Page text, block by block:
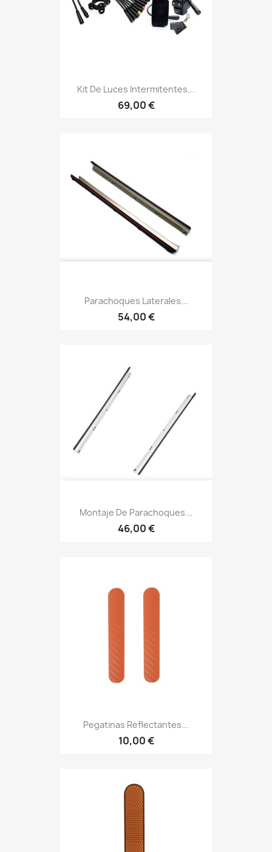
Kit De Luces Intermitentes...
69,00 €
Parachoques Laterales...
54,00 €
Montaje De Parachoques...
46,00 €
Pegatinas Reflectantes...
10,00 €